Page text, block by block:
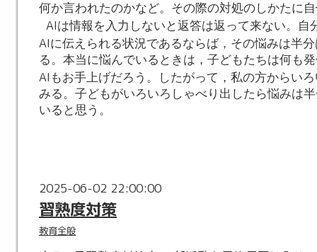
何か言われたのかなど。その際の対処のしかたに
AIは情報を入力しないと返答は返って来ない。自
AIに伝えられる状況であるならば，その悩みは半
る。本当に悩んでいるときは，子どもたちは何も
AI もお手上げだろう。したがって，私の方からい
みる。子どもがいろいろしゃべり出したら悩みは
いると思う。
2025-06-02 22:00:00
習熟度対策
教育全般